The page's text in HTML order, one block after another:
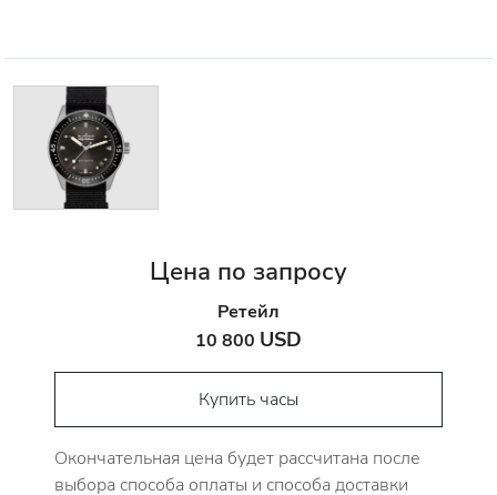
Цена по запросу
Ретейл
10 800 USD
Купить часы
Окончательная цена будет рассчитана после
выбора способа оплаты и способа доставки